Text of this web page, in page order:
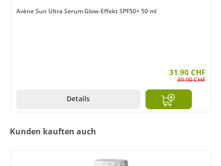
Avène Sun Ultra Serum Glow-Effekt SPF50+ 50 ml
31.90 CHF
39.90 CHF
Details
Kunden kauften auch